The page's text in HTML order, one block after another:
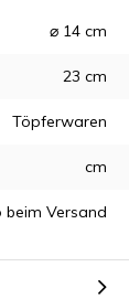
⌀ 14 cm
23 cm
Töpferwaren
cm
beim Versand